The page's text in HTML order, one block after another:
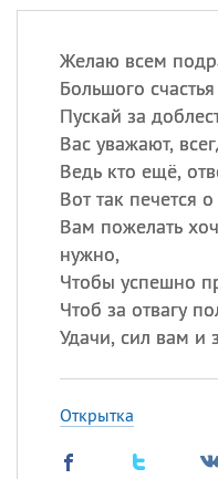
Желаю всем
Большого
Пускай за
Вас уважают,
Ведь кто ещё,
Вот так печется
Вам пожелать
нужно,
Чтобы успешно
Чтоб за отвагу
Удачи, сил вам и
Открытка